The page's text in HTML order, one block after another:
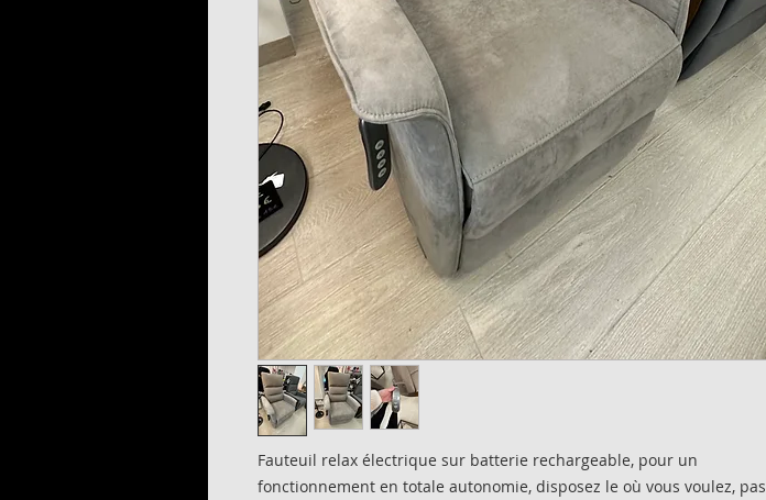
Fauteuil relax électrique sur batterie rechargeable, pour un
fonctionnement en totale autonomie, disposez le où vous voulez, pas